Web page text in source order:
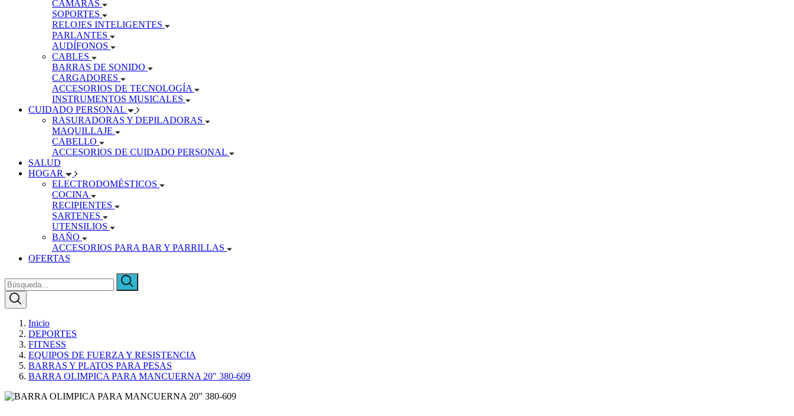
CÁMARAS
SOPORTES
RELOJES INTELIGENTES
PARLANTES
AUDÍFONOS
CABLES
BARRAS DE SONIDO
CARGADORES
ACCESORIOS DE TECNOLOGÍA
INSTRUMENTOS MUSICALES
CUIDADO PERSONAL
RASURADORAS Y DEPILADORAS
MAQUILLAJE
CABELLO
ACCESORIOS DE CUIDADO PERSONAL
SALUD
HOGAR
ELECTRODOMÉSTICOS
COCINA
RECIPIENTES
SARTENES
UTENSILIOS
BAÑO
ACCESORIOS PARA BAR Y PARRILLAS
OFERTAS
Inicio
DEPORTES
FITNESS
EQUIPOS DE FUERZA Y RESISTENCIA
BARRAS Y PLATOS PARA PESAS
BARRA OLIMPICA PARA MANCUERNA 20" 380-609